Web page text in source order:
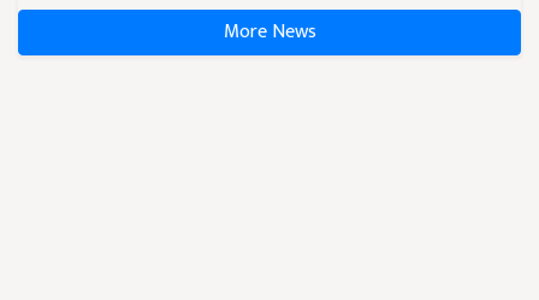
More News